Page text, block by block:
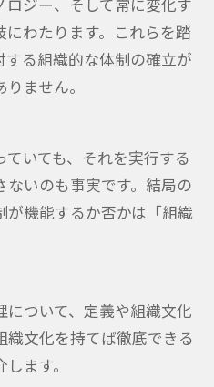
ジー、そして常に変化す
わたります。これらを踏
する組織的な体制の確立が
ません。
いても、それを実行する
いのも事実です。結局の
が機能するか否かは「組織
ついて、定義や組織文化
織文化を持てば徹底できる
ます。